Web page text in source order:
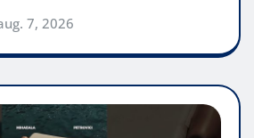
7, 2026